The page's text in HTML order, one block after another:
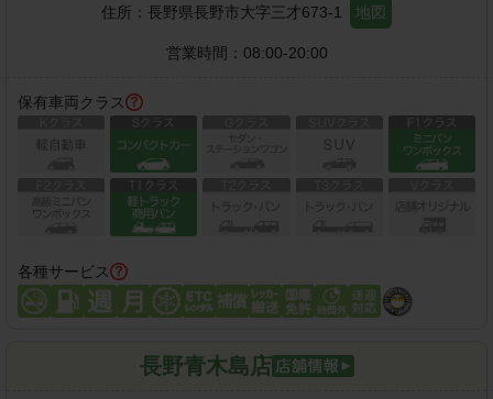
住所： 長野県長野市大字三才673-1 地図
営業時間： 08:00-20:00
保有車両クラス
各種サービス
長野青木島店